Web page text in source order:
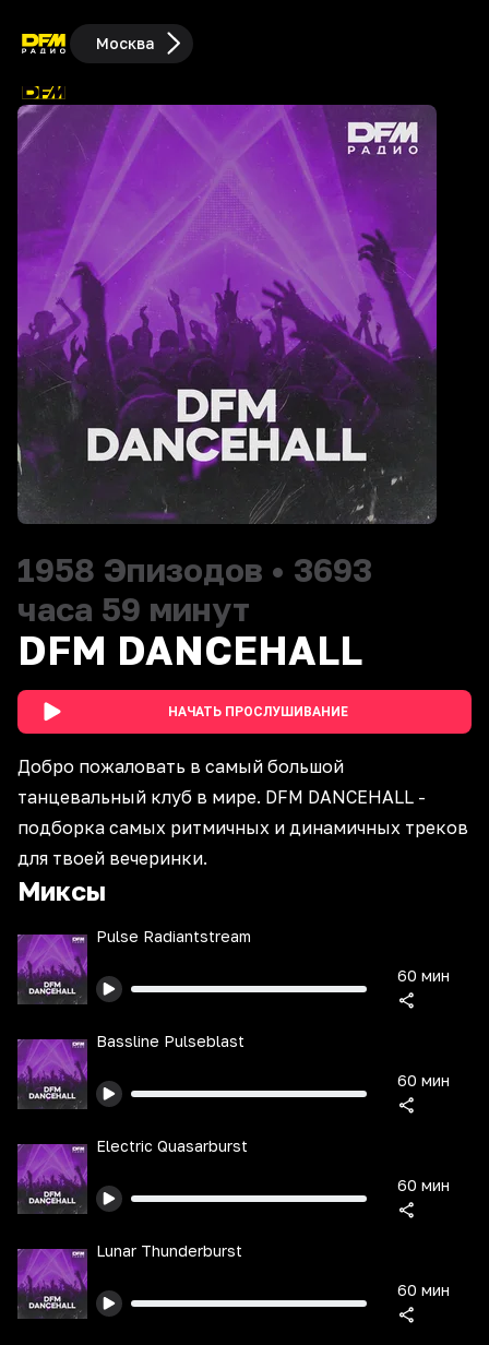
Москва
1958 Эпизодов • 3693
часа 59 минут
DFM DANCEHALL
НАЧАТЬ ПРОСЛУШИВАНИЕ
Добро пожаловать в самый большой
танцевальный клуб в мире. DFM DANCEHALL -
подборка самых ритмичных и динамичных треков
для твоей вечеринки.
Миксы
Pulse Radiantstream
60 мин
Bassline Pulseblast
60 мин
Electric Quasarburst
60 мин
Lunar Thunderburst
60 мин